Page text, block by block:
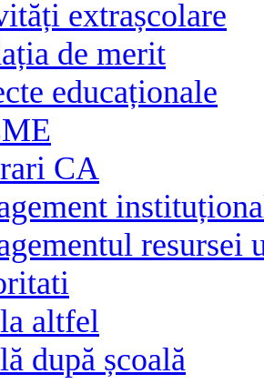
extrașcolare
de merit
educaționale
CA
resursei
altfel
după școală